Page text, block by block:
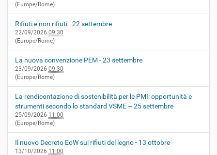
(Europe/Rome)
Rifiuti e non rifiuti - 22 settembre
22/09/2026 09:30
(Europe/Rome)
La nuova convenzione PEM - 23 settembre
23/09/2026 09:30
(Europe/Rome)
La rendicontazione di sostenibilità per le PMI: opportunità e
strumenti secondo lo standard VSME – 25 settembre
25/09/2026 11:00
(Europe/Rome)
Il nuovo Decreto EoW sui rifiuti del legno - 13 ottobre
13/10/2026 11:00